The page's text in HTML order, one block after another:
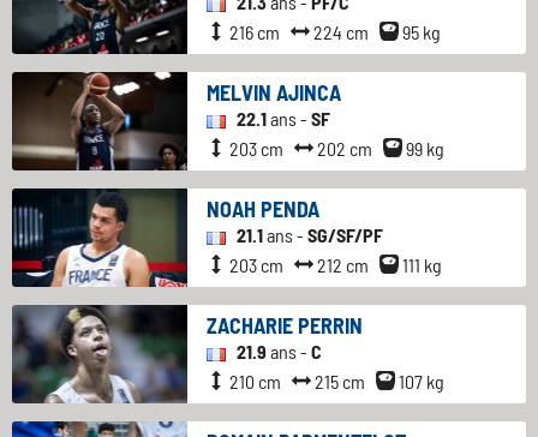
216 cm
224 cm 95 kg
MELVIN AJINCA
22.1ans - SF
203 cm
202 cm 99 kg
NOAH PENDA
21.1ans - SG/SF/PF
203 cm
212 cm 111 kg
ZACHARIE PERRIN
21.9ans - C
210 cm
215 cm 107 kg